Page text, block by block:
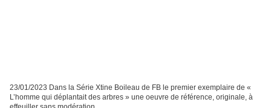
23/01/2023 Dans la Série Xtine Boileau de FB le premier exemplaire de «
L’homme qui déplantait des arbres » une oeuvre de référence, originale, à